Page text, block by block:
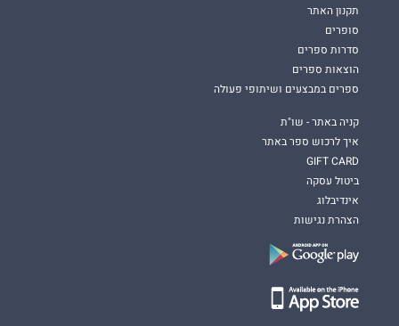
תקנון האתר
סופרים
סדרות ספרים
הוצאות ספרים
ספרים במבצעים ושיתופי פעולה
קניה באתר - שו"ת
איך לרכוש ספר באתר
GIFT CARD
ביטול עסקה
אינדיבלוג
הצהרת נגישות